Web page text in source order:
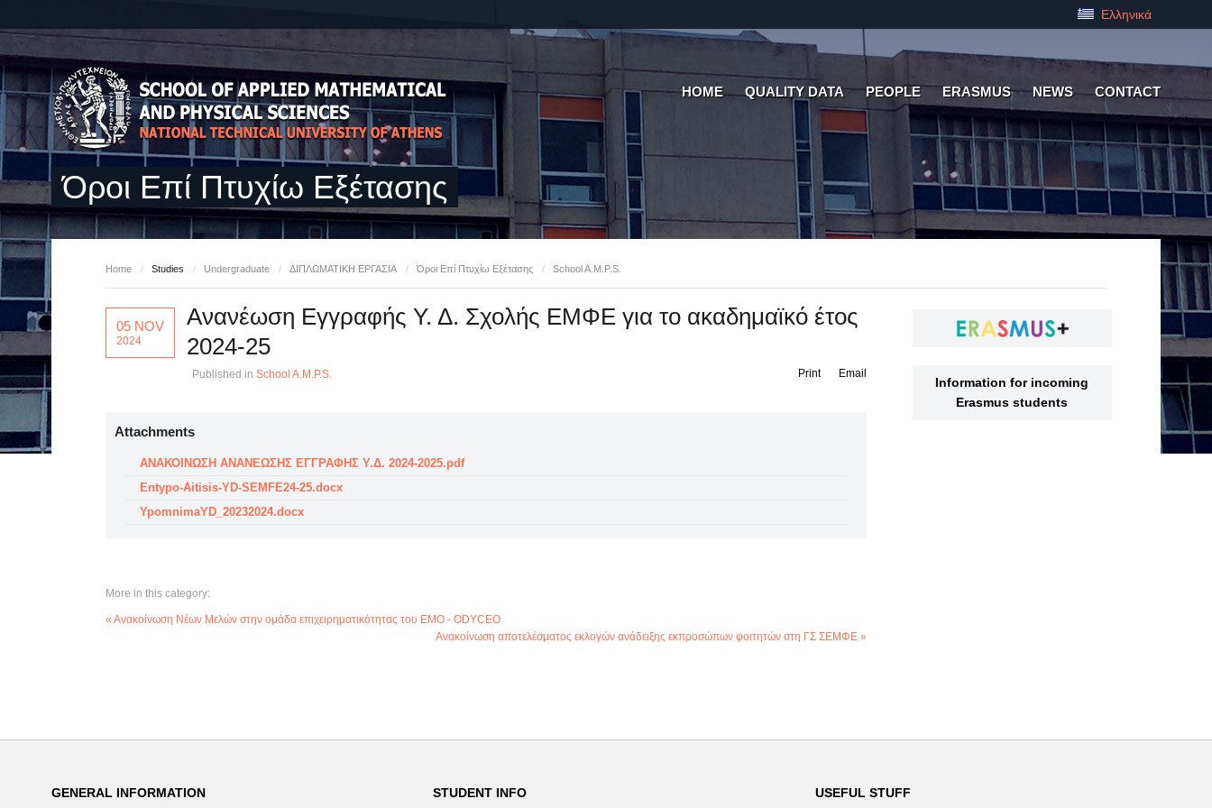
Ελληνικά
HOME QUALITY DATA PEOPLE ERASMUS NEWS CONTACT
Όροι Επί Πτυχίω Εξέτασης
Home / Studies / Undergraduate / ΔΙΠΛΩΜΑΤΙΚΗ ΕΡΓΑΣΙΑ / Όροι Επί Πτυχίω Εξέτασης / School A.M.P.S.
05 NOV
2024
Ανανέωση Εγγραφής Υ. Δ. Σχολής ΕΜΦΕ για το ακαδημαϊκό έτος
2024-25
Published in School A.M.P.S. Email
Print
Attachments
ΑΝΑΚΟΙΝΩΣΗ ΑΝΑΝΕΩΣΗΣ ΕΓΓΡΑΦΗΣ Υ.Δ. 2024-2025.pdf
Entypo-Aitisis-YD-SEMFE24-25.docx
YpomnimaYD_20232024.docx
More in this category:
« Ανακοίνωση Νέων Μελών στην ομάδα επιχειρηματικότητας του ΕΜΟ - ODYCEO
Ανακοίνωση αποτελέσματος εκλογών ανάδειξης εκπροσώπων φοιτητών στη ΓΣ ΣΕΜΦΕ »
Information for incoming
Erasmus students
GENERAL INFORMATION STUDENT INFO USEFUL STUFF